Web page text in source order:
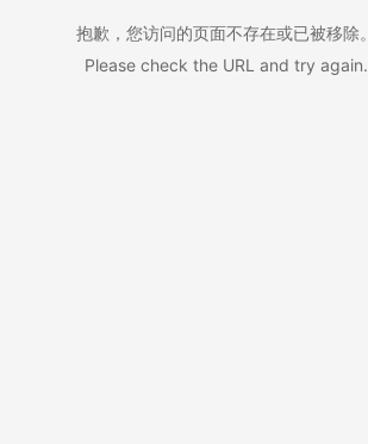
抱歉，您访问的页面不存在或已被移除。
Please check the URL and try again.